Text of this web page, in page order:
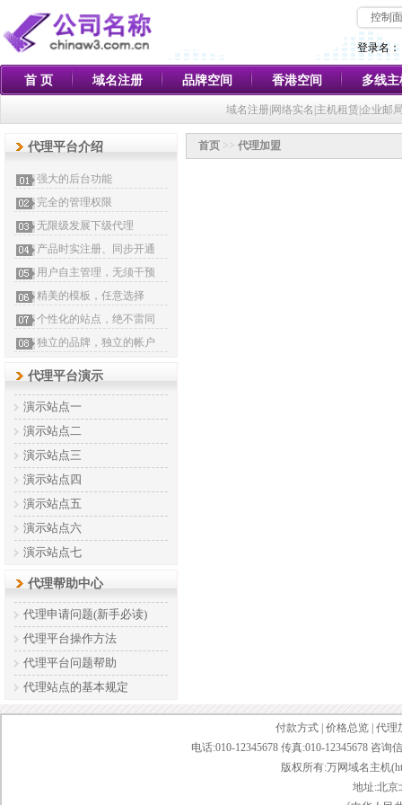
控制
登录名：
首 页 域名注册 品牌空间 香港空间 多线主
域名注册|网络实名|主机租赁|企业邮
代理平台介绍
强大的后台功能
完全的管理权限
无限级发展下级代理
产品时实注册、同步开通
用户自主管理，无须干预
精美的模板，任意选择
个性化的站点，绝不雷同
独立的品牌，独立的帐户
代理平台演示
演示站点一
演示站点二
演示站点三
演示站点四
演示站点五
演示站点六
演示站点七
代理帮助中心
代理申请问题(新手必读)
代理平台操作方法
代理平台问题帮助
代理站点的基本规定
首页 >> 代理加盟
付款方式 价格总览 代理
电话:010-12345678 传真:010-12345678 咨询
版权所有:万网域名主机
地址:北京